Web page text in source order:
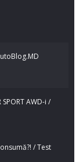
AWD-i /
/ Test